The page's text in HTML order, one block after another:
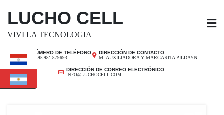
LUCHO CELL
VIVI LA TECNOLOGIA
NÚMERO DE TELÉFONO
+ 595 981 879693
DIRECCIÓN DE CONTACTO
M. AUXILIADORA Y MARGARITA PILDAYN
DIRECCIÓN DE CORREO ELECTRÓNICO
INFO@LUCHOCELL.COM